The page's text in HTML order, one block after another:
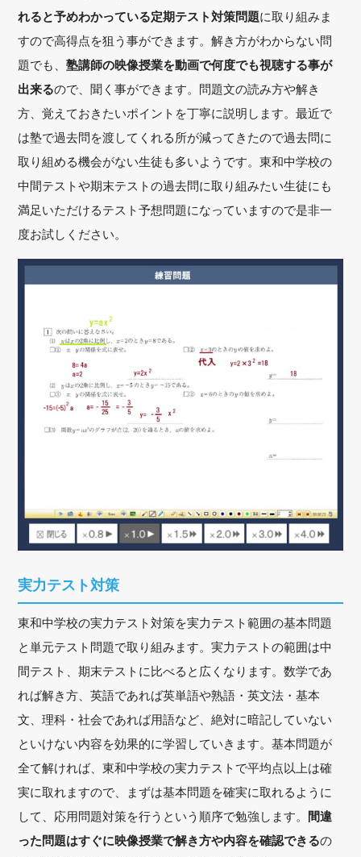
れると予めわかっている定期テスト対策問題に取り組みま
すので高得点を狙う事ができます。解き方がわからない問
題でも、塾講師の映像授業を動画で何度でも視聴する事が
出来るので、聞く事ができます。問題文の読み方や解き
方、覚えておきたいポイントを丁寧に説明します。最近で
は塾で過去問を渡してくれる所が減ってきたので過去問に
取り組める機会がない生徒も多いようです。東和中学校の
中間テストや期末テストの過去問に取り組みたい生徒にも
満足いただけるテスト予想問題になっていますので是非一
度お試しください。
実力テスト対策
東和中学校の実力テスト対策を実力テスト範囲の基本問題
と単元テスト問題で取り組みます。実力テストの範囲は中
間テスト、期末テストに比べると広くなります。数学であ
れば解き方、英語であれば英単語や熟語・英文法・基本
文、理科・社会であれば用語など、絶対に暗記していない
といけない内容を効果的に学習していきます。基本問題が
全て解ければ、東和中学校の実力テストで平均点以上は確
実に取れますので、まずは基本問題を確実に取れるように
して、応用問題対策を行うという順序で勉強します。 間違
った問題はすぐに映像授業で解き方や内容を確認できるの